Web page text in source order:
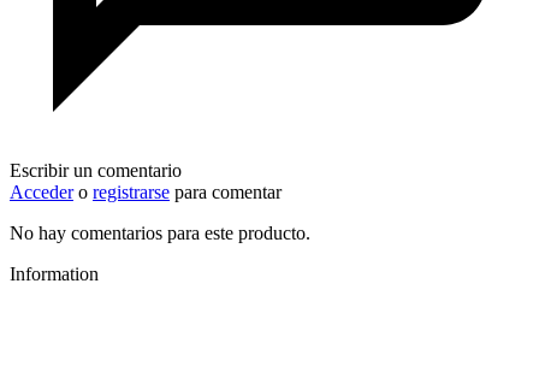
Escribir un comentario
Accedero registrarse para comentar
No hay comentarios para este producto.
Information